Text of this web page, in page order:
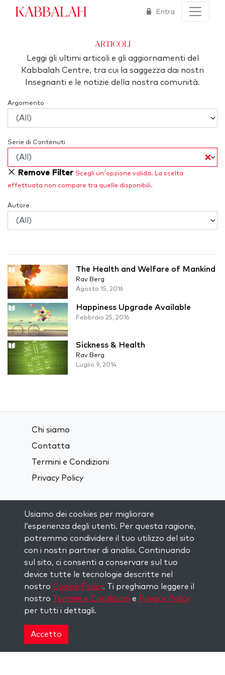
Kabbalah Entra
articoli
Leggi gli ultimi articoli e gli aggiornamenti del
Kabbalah Centre, tra cui la saggezza dai nostri
Insegnanti e le notizie della nostra comunità.
Argomento
Serie di Contenuti
Remove Filter Scegli un'opzione valida. La scelta
effettuata non compare tra quelle disponibili.
Autore
The Health and Welfare of Mankind
Rav Berg
Agosto 15, 2016
Happiness Upgrade Available
Febbraio 25, 2016
Sickness & Health
Rav Berg
Luglio 9, 2014
Chi siamo
Contatta
Termini e Condizioni
Privacy Policy
Connettiti sui Social Media:
Visit kabbalah master classes
RIMANI AGGIORNATO
Iscriviti alla nostra mailing list e ricevi
ispirazione ogni settimana nella tua
casella di posta.
Iscriviti
Usiamo dei cookies per migliorare
l’esperienza degli utenti. Per questa ragione,
potremmo condividere il tuo utilizzo del sito
con i nostri partner di analisi. Continuando
sul sito, ci consenti a conservare sul tuo
device tutte le tecnologie descritte nel
nostro Cookie Policy. Ti preghiamo leggere il
nostro Termini e Condizioni e Privacy Policy
per tutti i dettagli.
Accetto